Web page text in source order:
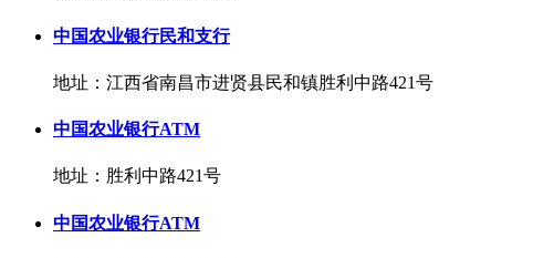
中国农业银行民和支行
地址：江西省南昌市进贤县民和镇胜利中路421号
中国农业银行ATM
地址：胜利中路421号
中国农业银行ATM